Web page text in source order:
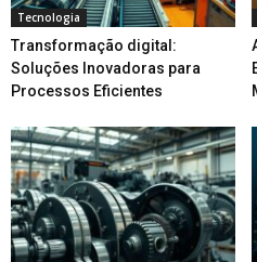
Tecnologia
Transformação digital:
Soluções Inovadoras para
Processos Eficientes